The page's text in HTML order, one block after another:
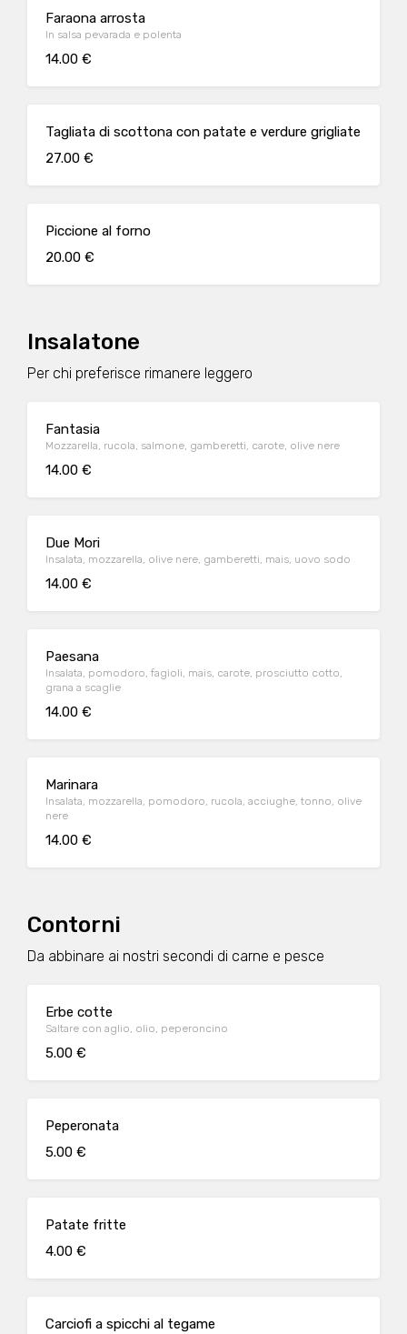
Faraona arrosta
In salsa pevarada e polenta
14.00 €
Tagliata di scottona con patate e verdure grigliate
27.00 €
Piccione al forno
20.00 €
Insalatone
Per chi preferisce rimanere leggero
Fantasia
Mozzarella, rucola, salmone, gamberetti, carote, olive nere
14.00 €
Due Mori
Insalata, mozzarella, olive nere, gamberetti, mais, uovo sodo
14.00 €
Paesana
Insalata, pomodoro, fagioli, mais, carote, prosciutto cotto,
grana a scaglie
14.00 €
Marinara
Insalata, mozzarella, pomodoro, rucola, acciughe, tonno, olive
nere
14.00 €
Contorni
Da abbinare ai nostri secondi di carne e pesce
Erbe cotte
Saltare con aglio, olio, peperoncino
5.00 €
Peperonata
5.00 €
Patate fritte
4.00 €
Carciofi a spicchi al tegame